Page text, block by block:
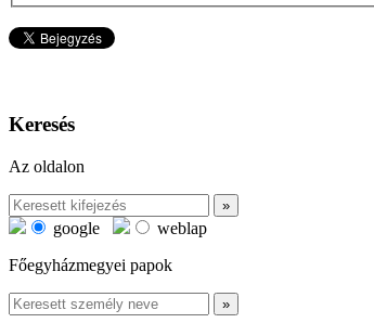
Keresés
Az oldalon
google
weblap
Főegyházmegyei papok